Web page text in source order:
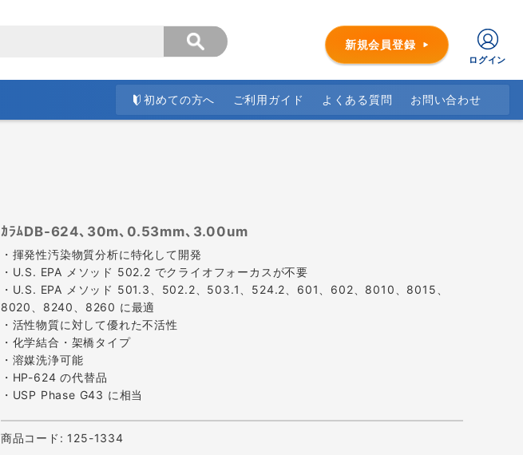
新規会員登録
ログイン
初めての方へ ご利用ガイド よくある質問 お問い合わせ
ｶﾗﾑDB-624､30m､0.53mm､3.00um
・揮発性汚染物質分析に特化して開発
・U.S. EPA メソッド 502.2 でクライオフォーカスが不要
・U.S. EPA メソッド 501.3、502.2、503.1、524.2、601、602、8010、8015、
8020、8240、8260 に最適
・活性物質に対して優れた不活性
・化学結合・架橋タイプ
・溶媒洗浄可能
・HP-624 の代替品
・USP Phase G43 に相当
商品コード: 125-1334